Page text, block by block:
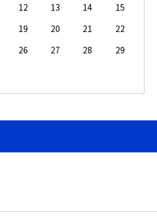
12 13 14
15
19 20 21
22
26 27 28
29